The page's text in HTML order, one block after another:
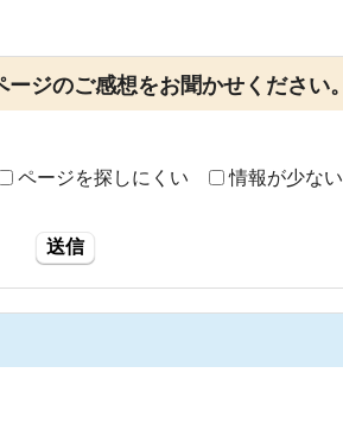
ジのご感想をお聞かせください。
ページを探しにくい 情報が少ない
送信